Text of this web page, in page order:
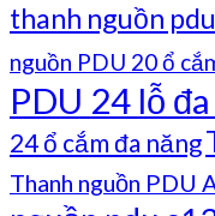
thanh nguồn
nguồn PDU 20 ổ
PDU 24 lỗ
24 ổ cắm đa năng
Thanh nguồn PDU